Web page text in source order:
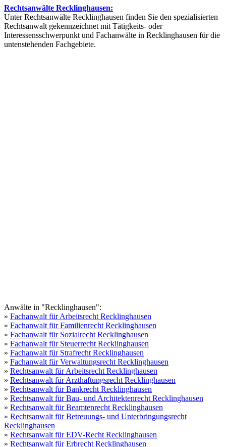
Rechtsanwälte Recklinghausen:
Unter Rechtsanwälte Recklinghausen finden Sie den spezialisierten
Rechtsanwalt gekennzeichnet mit Tätigkeits- oder
Interessensschwerpunkt und Fachanwälte in Recklinghausen für die
untenstehenden Fachgebiete.
Anwälte in "Recklinghausen":
» Fachanwalt für Arbeitsrecht Recklinghausen
» Fachanwalt für Familienrecht Recklinghausen
» Fachanwalt für Sozialrecht Recklinghausen
» Fachanwalt für Steuerrecht Recklinghausen
» Fachanwalt für Strafrecht Recklinghausen
» Fachanwalt für Verwaltungsrecht Recklinghausen
» Rechtsanwalt für Arbeitsrecht Recklinghausen
» Rechtsanwalt für Arzthaftungsrecht Recklinghausen
» Rechtsanwalt für Bankrecht Recklinghausen
» Rechtsanwalt für Bau- und Architektenrecht Recklinghausen
» Rechtsanwalt für Beamtenrecht Recklinghausen
» Rechtsanwalt für Betreuungs- und Unterbringungsrecht
Recklinghausen
» Rechtsanwalt für EDV-Recht Recklinghausen
» Rechtsanwalt für Erbrecht Recklinghausen